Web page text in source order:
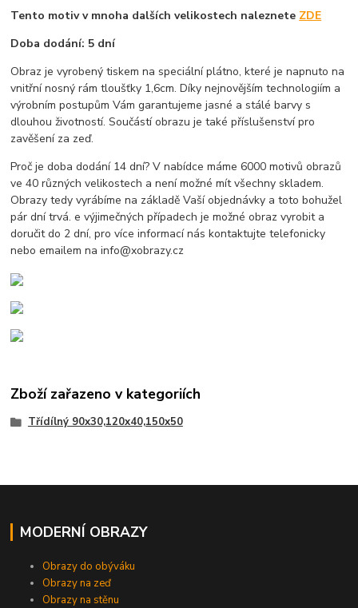
Tento motiv v mnoha dalších velikostech naleznete ZDE
Doba dodání: 5 dní
Obraz je vyrobený tiskem na speciální plátno, které je napnuto na
vnitřní nosný rám tloušťky 1,6cm. Díky nejnovějším technologiím a
výrobním postupům Vám garantujeme jasné a stálé barvy s
dlouhou životností. Součástí obrazu je také příslušenství pro
zavěšení za zeď.
Proč je doba dodání 14 dní? V nabídce máme 6000 motivů obrazů
ve 40 různých velikostech a není možné mít všechny skladem.
Obrazy tedy vyrábíme na základě Vaší objednávky a toto bohužel
pár dní trvá. e výjimečných případech je možné obraz vyrobit a
doručit do 2 dní, pro více informací nás kontaktujte telefonicky
nebo emailem na info@xobrazy.cz
Zboží zařazeno v kategoriích
Třídílný 90x30,120x40,150x50
MODERNÍ OBRAZY
Obrazy do obýváku
Obrazy na zeď
Obrazy na stěnu